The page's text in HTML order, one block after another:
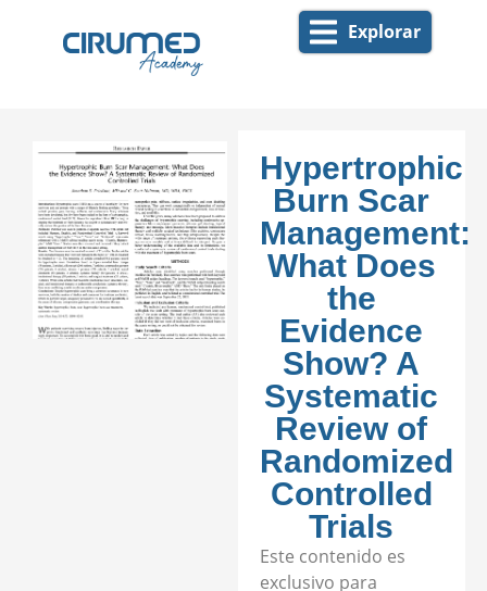
Explorar
Hypertrophic
Burn Scar
Management:
What Does
the
Evidence
Show? A
Systematic
Review of
Randomized
Controlled
Trials
Este contenido es
exclusivo para